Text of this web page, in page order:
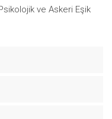
ve Askeri Eşik